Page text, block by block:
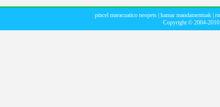
pincel maracuatico neopets hamar mandamentuak
Copyright © 2004-